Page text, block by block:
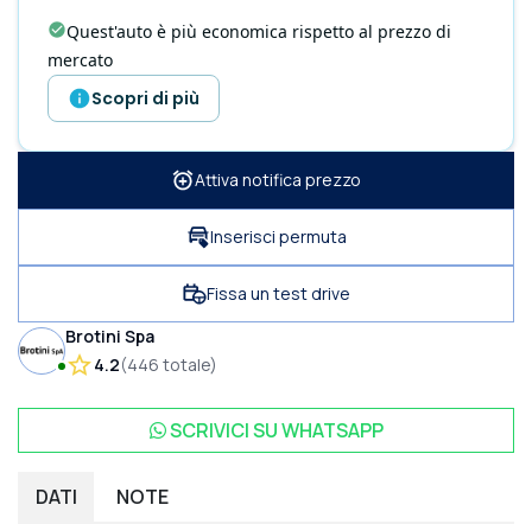
Quest'auto è più economica rispetto al prezzo di
mercato
Scopri di più
Attiva notifica prezzo
Inserisci permuta
Fissa un test drive
Brotini Spa
4.2(446 totale)
SCRIVICI SUWHATSAPP
DATI NOTE